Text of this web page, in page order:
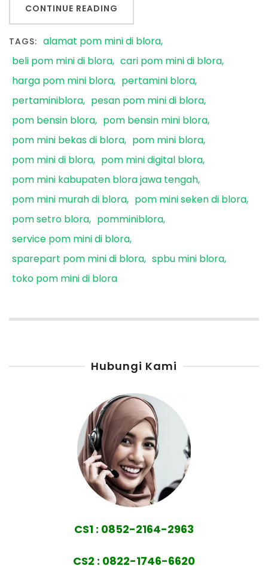
CONTINUE READING
TAGS: alamat pom mini di blora
beli pom mini di blora cari pom mini di blora
harga pom mini blora
pertamini blora
pertaminiblora
pesan pom mini di blora
pom bensin blora
pom bensin mini blora
pom mini bekas di blora
pom mini blora
pom mini di blora
pom mini digital blora
pom mini kabupaten blora jawa tengah
pom mini murah di blora
pom mini seken di blora
pom setro blora
pomminiblora
service pom mini di blora
sparepart pom mini di blora spbu mini blora
toko pom mini di blora
Hubungi Kami
CS1 : 0852-2164-2963
CS2 : 0822-1746-6620